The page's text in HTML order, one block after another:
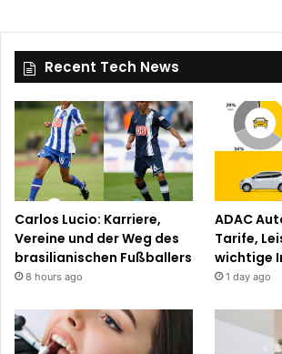
Recent Tech News
Carlos Lucio: Karriere,
Vereine und der Weg des
brasilianischen Fußballers
8 hours ago
ADAC
Tarife,
wichtige
1 day ago